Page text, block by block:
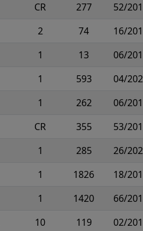
CR 277
52/
2 74
16/
1 13
06/
1 593
04/
1 262
06/
CR 355
53/
1 285
26/
1 1826
18/
1 1420
66/
10 119
02/